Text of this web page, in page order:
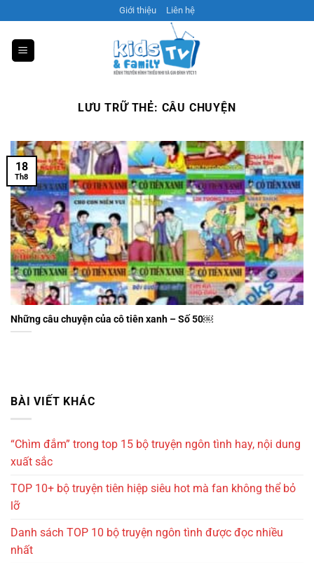
qua
nội
dung
Giới thiệu Liên hệ
LƯU TRỮ THẺ: CÂU CHUYỆN
Những câu chuyện của cô tiên xanh – Số 50￼
18
Th8
BÀI VIẾT KHÁC
“Chìm đắm” trong top 15 bộ truyện ngôn tình hay, nội dung
xuất sắc
TOP 10+ bộ truyện tiên hiệp siêu hot mà fan không thể bỏ
lỡ
Danh sách TOP 10 bộ truyện ngôn tình được đọc nhiều
nhất